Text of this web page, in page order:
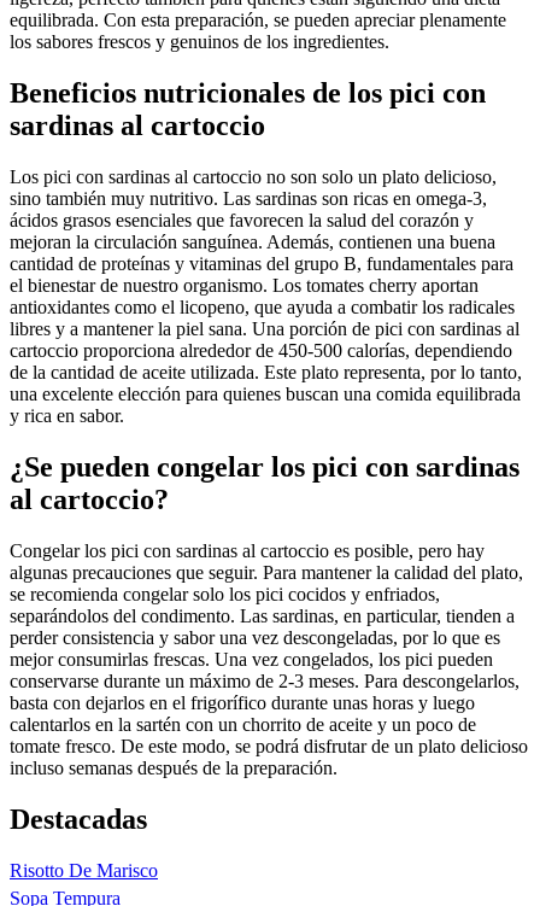
equilibrada. Con esta preparación, se pueden apreciar plenamente
los sabores frescos y genuinos de los ingredientes.
Beneficios nutricionales de los pici con
sardinas al cartoccio
Los pici con sardinas al cartoccio no son solo un plato delicioso,
sino también muy nutritivo. Las sardinas son ricas en omega-3,
ácidos grasos esenciales que favorecen la salud del corazón y
mejoran la circulación sanguínea. Además, contienen una buena
cantidad de proteínas y vitaminas del grupo B, fundamentales para
el bienestar de nuestro organismo. Los tomates cherry aportan
antioxidantes como el licopeno, que ayuda a combatir los radicales
libres y a mantener la piel sana. Una porción de pici con sardinas al
cartoccio proporciona alrededor de 450-500 calorías, dependiendo
de la cantidad de aceite utilizada. Este plato representa, por lo tanto,
una excelente elección para quienes buscan una comida equilibrada
y rica en sabor.
¿Se pueden congelar los pici con sardinas
al cartoccio?
Congelar los pici con sardinas al cartoccio es posible, pero hay
algunas precauciones que seguir. Para mantener la calidad del plato,
se recomienda congelar solo los pici cocidos y enfriados,
separándolos del condimento. Las sardinas, en particular, tienden a
perder consistencia y sabor una vez descongeladas, por lo que es
mejor consumirlas frescas. Una vez congelados, los pici pueden
conservarse durante un máximo de 2-3 meses. Para descongelarlos,
basta con dejarlos en el frigorífico durante unas horas y luego
calentarlos en la sartén con un chorrito de aceite y un poco de
tomate fresco. De este modo, se podrá disfrutar de un plato delicioso
incluso semanas después de la preparación.
Destacadas
Risotto De Marisco
Sopa Tempura